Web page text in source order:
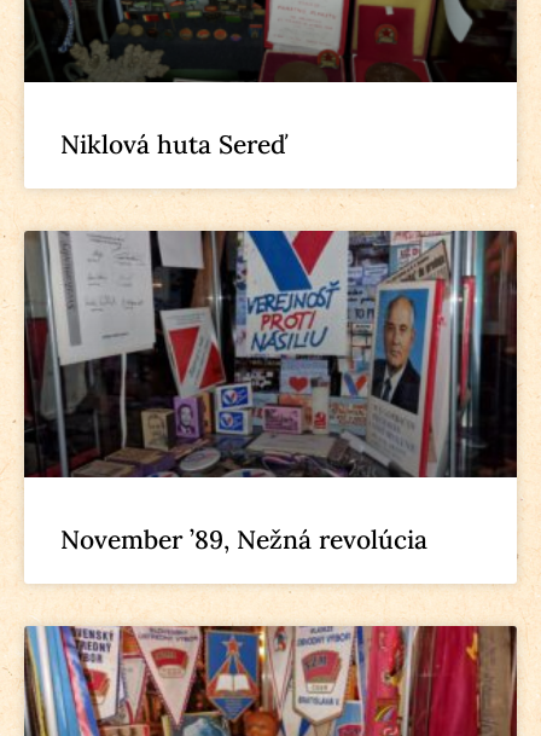
Niklová huta Sereď
November ’89, Nežná revolúcia